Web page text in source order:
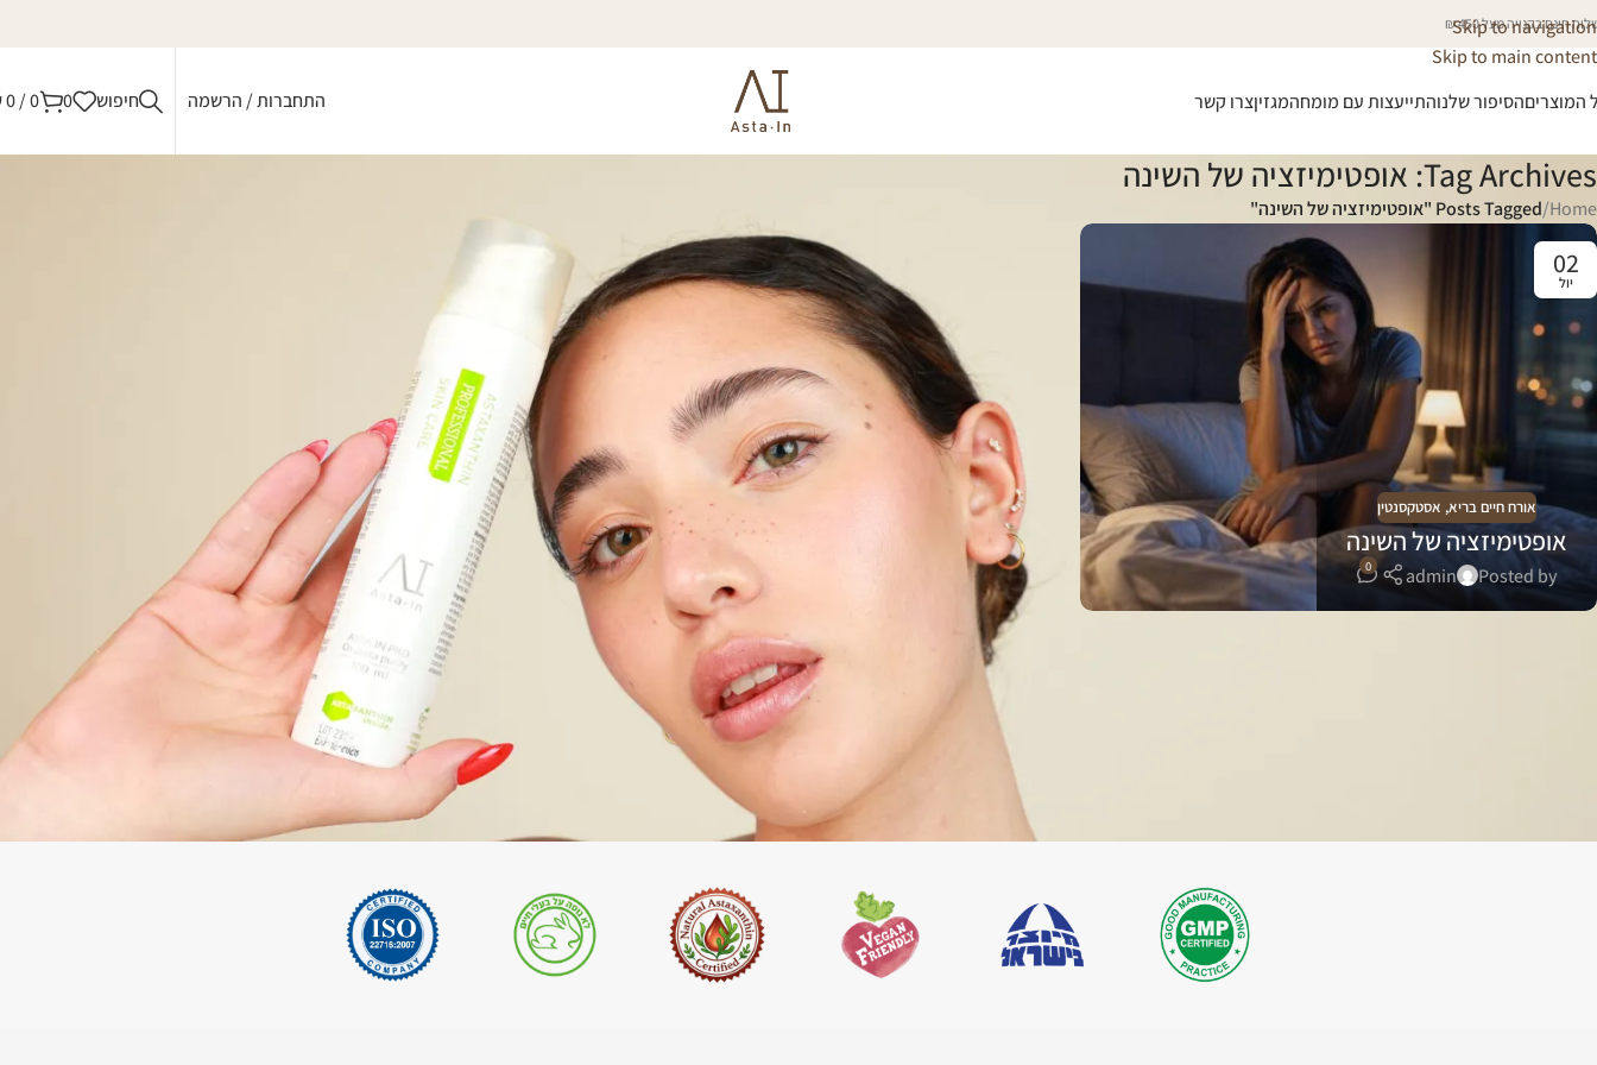
Skip to navigation
Skip to main content
חינם בקנייה מעל 450 ₪
המוצריםהסיפור שלנוהתייעצות עם מומחהמגזיןצרו קשר התחברות / הרשמה חיפוש 0
0
/
0
Tag Archives: אופטימיזציה של השינה
Home
/Posts Tagged "אופטימיזציה של השינה"
02
יול
אורח חיים בריא, אסטקסנטין
אופטימיזציה של השינה
Posted by
admin
0